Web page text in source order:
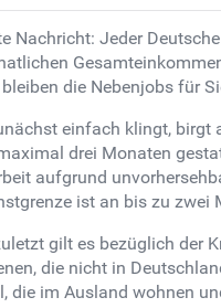
Nachricht: Jeder
die Nebenjobs für
einfach klingt, birgt
drei Monaten
aufgrund
ist an bis zu zwei
gilt es bezüglich der
die nicht in
die im Ausland wohnen